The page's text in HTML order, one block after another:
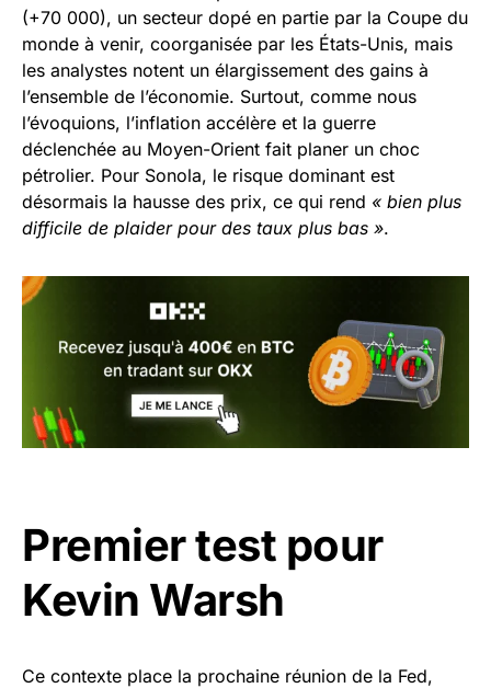
(+70 000), un secteur dopé en partie par la Coupe du
monde à venir, coorganisée par les États-Unis, mais
les analystes notent un élargissement des gains à
l’ensemble de l’économie. Surtout, comme nous
l’évoquions, l’inflation accélère et la guerre
déclenchée au Moyen-Orient fait planer un choc
pétrolier. Pour Sonola, le risque dominant est
désormais la hausse des prix, ce qui rend « bien plus
difficile de plaider pour des taux plus bas ».
Premier test pour
Kevin Warsh
Ce contexte place la prochaine réunion de la Fed,